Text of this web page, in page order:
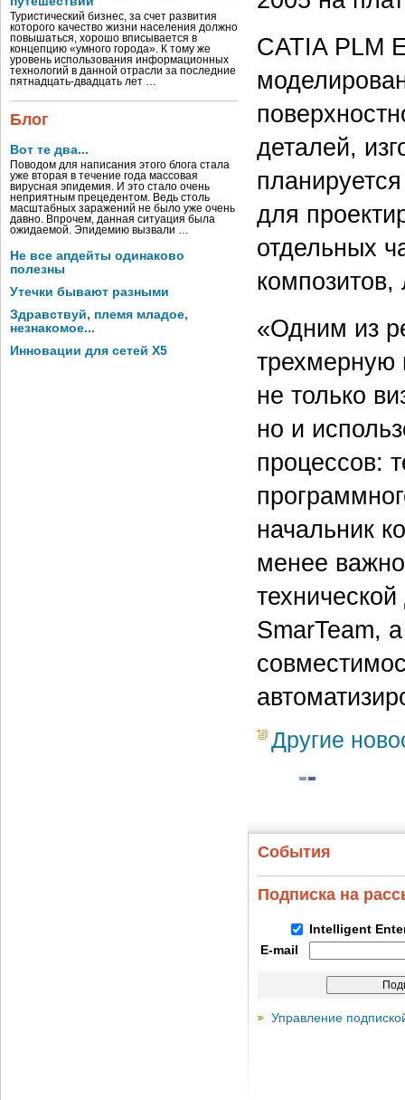
Туристический бизнес, за счет развития
которого качество жизни населения должно
повышаться, хорошо вписывается в
концепцию «умного города». К тому же
уровень использования информационных
технологий в данной отрасли за последние
пятнадцать-двадцать лет …
Блог
Вот те два...
Поводом для написания этого блога стала
уже вторая в течение года массовая
вирусная эпидемия. И это стало очень
неприятным прецедентом. Ведь столь
масштабных заражений не было уже очень
давно. Впрочем, данная ситуация была
ожидаемой. Эпидемию вызвали …
Не все апдейты одинаково
полезны
Утечки бывают разными
Здравствуй, племя младое,
незнакомое...
Инновации для сетей X5
CATIA PLM
деталей,
для
отдельных
композитов,
«Одним из
трехмерную
не только
но и
процессов:
начальник
менее
SmarTeam,
Другие
События
Подписка на
Intelligent
E-mail
Управление